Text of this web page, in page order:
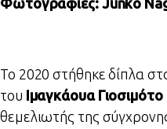
Φωτογραφίες: Junko
Το 2020 στήθηκε δίπλα
του Ιμαγκάουα Γιοσιμότο
θεμελιωτής της